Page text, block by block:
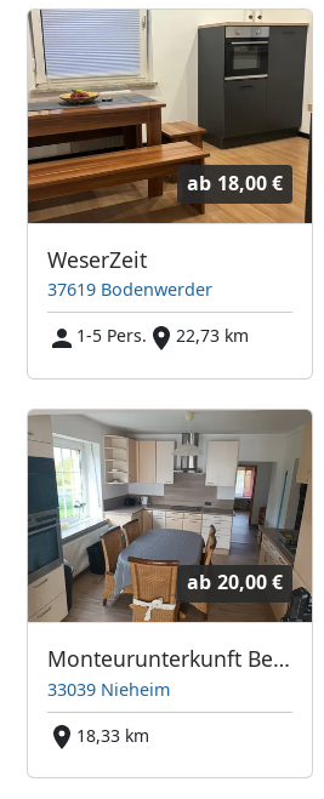
ab 18,00 €
WeserZeit
37619 Bodenwerder
1-5 Pers.
22,73 km
ab 20,00 €
Monteurunterkunft Beineke
33039 Nieheim
18,33 km